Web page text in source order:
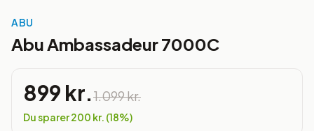
ABU
Abu Ambassadeur 7000C
899 kr.1.099 kr.
Du sparer200 kr. (18%)